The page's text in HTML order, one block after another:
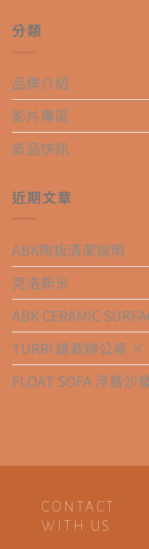
分類
品牌介紹
影片專區
新品快訊
近期文章
ABK陶板清潔說明
克洛斯米
ABK CERAMIC
TURRI 總裁辦公桌
FLOAT SOFA 浮島沙
CONTACT
WITH US